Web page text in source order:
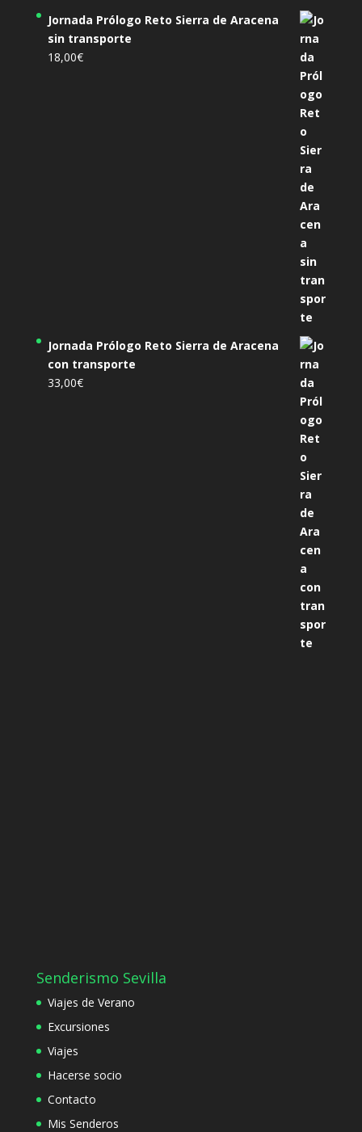
Jornada Prólogo Reto Sierra de Aracena
sin transporte
18,00€
Jornada Prólogo Reto Sierra de Aracena
con transporte
33,00€
Senderismo Sevilla
Viajes de Verano
Excursiones
Viajes
Hacerse socio
Contacto
Mis Senderos